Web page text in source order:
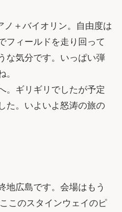
ノ＋バイオリン。自由度は
フィールドを走り回って
な気分です。いっぱい弾
。
。ギリギリでしたが予定
た。いよいよ怒涛の旅の
地広島です。会場はもう
このスタインウェイのピ